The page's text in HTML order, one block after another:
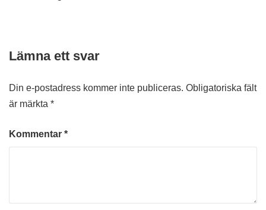
Lämna ett svar
Din e-postadress kommer inte publiceras. Obligatoriska fält
är märkta *
Kommentar *